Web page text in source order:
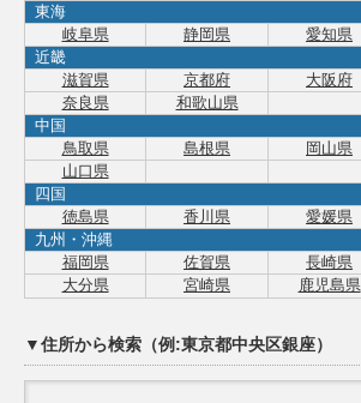
東海
岐阜県
静岡県 愛知県
近畿
滋賀県
京都府 大阪府
奈良県
和歌山県
中国
鳥取県
島根県 岡山県
山口県
四国
徳島県
香川県 愛媛県
九州・沖縄
福岡県
佐賀県 長崎県
大分県
宮崎県 鹿児島県
▼住所から検索（例:東京都中央区銀座）